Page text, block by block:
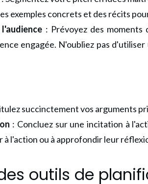
exemples concrets et des récits
: Prévoyez des
engagée. N'oubliez pas d'utiliser
succinctement vos arguments
: Concluez sur une incitation à
à l'action ou à approfondir leur
outils de